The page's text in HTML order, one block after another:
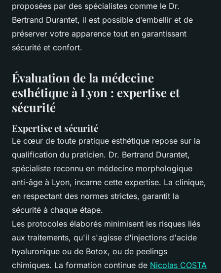
proposées par des spécialistes comme le Dr.
Bertrand Durantet, il est possible d’embellir et de
préserver votre apparence tout en garantissant
sécurité et confort.
Évaluation de la médecine
esthétique à Lyon : expertise et
sécurité
Expertise et sécurité
Le cœur de toute pratique esthétique repose sur la
qualification du praticien. Dr. Bertrand Durantet,
spécialiste reconnu en médecine morphologique
anti-âge à Lyon, incarne cette expertise. La clinique,
en respectant des normes strictes, garantit la
sécurité à chaque étape.
Les protocoles élaborés minimisent les risques liés
aux traitements, qu'il s'agisse d'injections d'acide
hyaluronique ou de Botox, ou de peelings
chimiques. La formation continue de Nicolas COSTA